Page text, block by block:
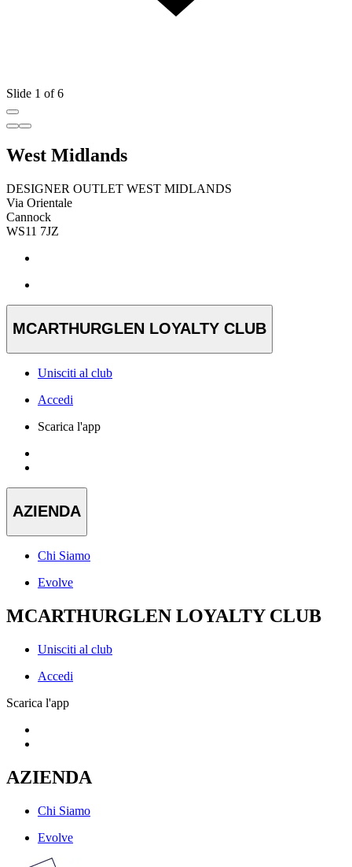
Slide 1 of 6
West Midlands
DESIGNER OUTLET WEST MIDLANDS
Via Orientale
Cannock
WS11 7JZ
MCARTHURGLEN LOYALTY CLUB
Unisciti al club
Accedi
Scarica l'app
AZIENDA
Chi Siamo
Evolve
MCARTHURGLEN LOYALTY CLUB
Unisciti al club
Accedi
Scarica l'app
AZIENDA
Chi Siamo
Evolve